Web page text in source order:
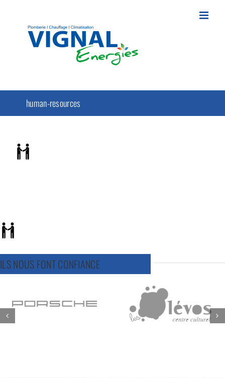
contenu
human-resources
ILS NOUS FONT CONFIANCE